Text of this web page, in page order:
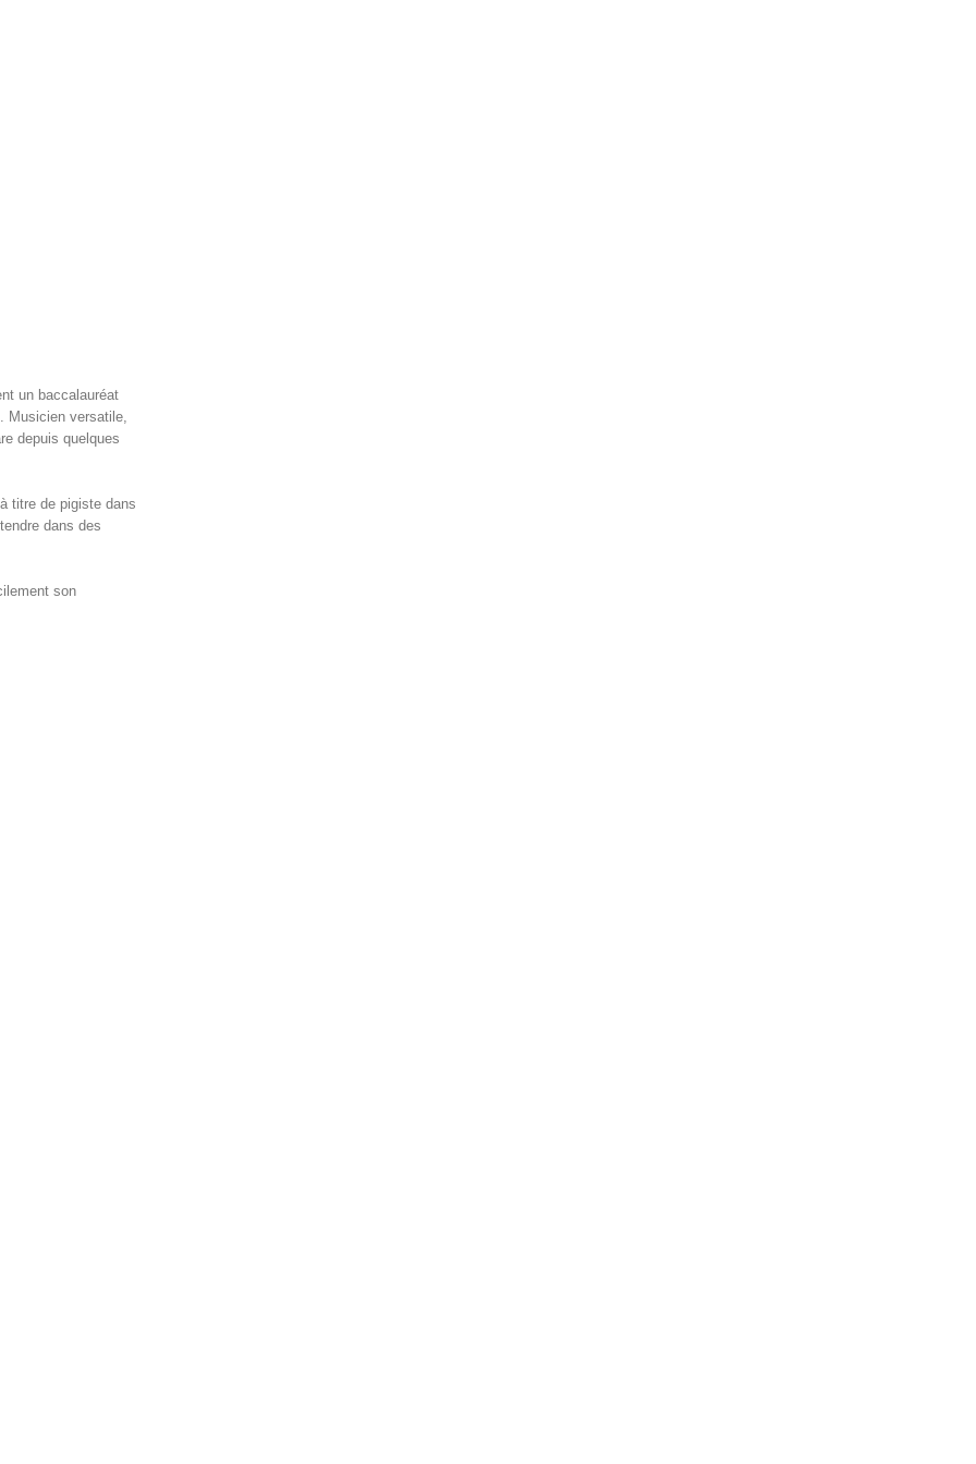
un baccalauréat
Musicien versatile,
depuis quelques
titre de pigiste dans
dans des
son